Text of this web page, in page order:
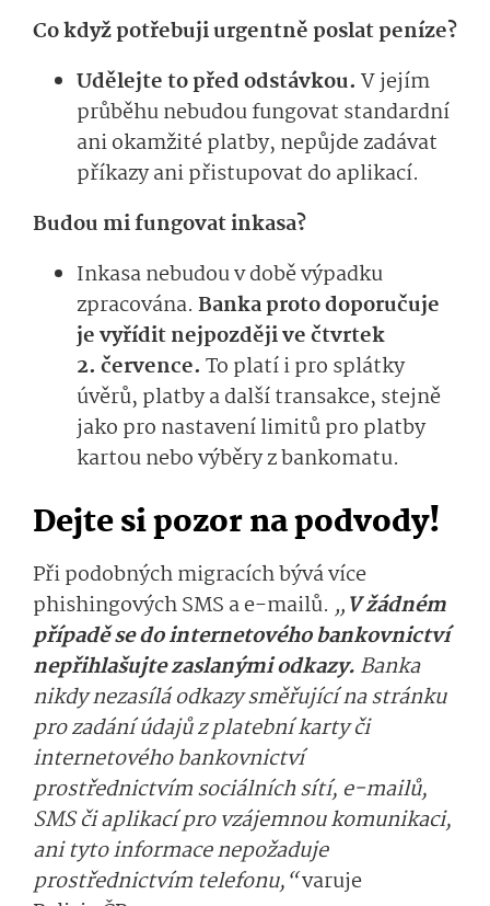
Co když potřebuji urgentně poslat peníze?
Udělejte to před odstávkou. V jejím
průběhu nebudou fungovat standardní
ani okamžité platby, nepůjde zadávat
příkazy ani přistupovat do aplikací.
Budou mi fungovat inkasa?
Inkasa nebudou v době výpadku
zpracována. Banka proto doporučuje
je vyřídit nejpozději ve čtvrtek
2. července. To platí i pro splátky
úvěrů, platby a další transakce, stejně
jako pro nastavení limitů pro platby
kartou nebo výběry z bankomatu.
Dejte si pozor na podvody!
Při podobných migracích bývá více
phishingových SMS a e-mailů. „V žádném
případě se do internetového bankovnictví
nepřihlašujte zaslanými odkazy. Banka
nikdy nezasílá odkazy směřující na stránku
pro zadání údajů z platební karty či
internetového bankovnictví
prostřednictvím sociálních sítí, e-mailů,
SMS či aplikací pro vzájemnou komunikaci,
ani tyto informace nepožaduje
prostřednictvím telefonu,“varuje